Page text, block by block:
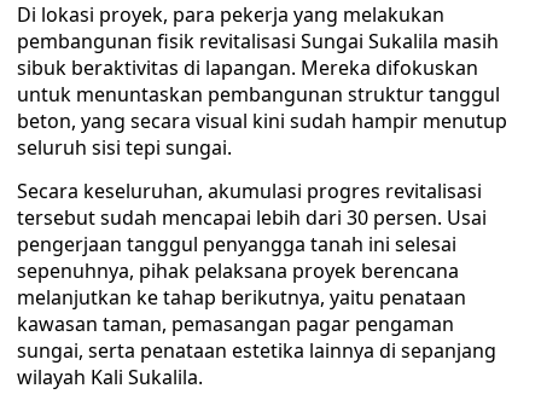
Di lokasi proyek, para pekerja yang melakukan
pembangunan fisik revitalisasi Sungai Sukalila masih
sibuk beraktivitas di lapangan. Mereka difokuskan
untuk menuntaskan pembangunan struktur tanggul
beton, yang secara visual kini sudah hampir menutup
seluruh sisi tepi sungai.
Secara keseluruhan, akumulasi progres revitalisasi
tersebut sudah mencapai lebih dari 30 persen. Usai
pengerjaan tanggul penyangga tanah ini selesai
sepenuhnya, pihak pelaksana proyek berencana
melanjutkan ke tahap berikutnya, yaitu penataan
kawasan taman, pemasangan pagar pengaman
sungai, serta penataan estetika lainnya di sepanjang
wilayah Kali Sukalila.